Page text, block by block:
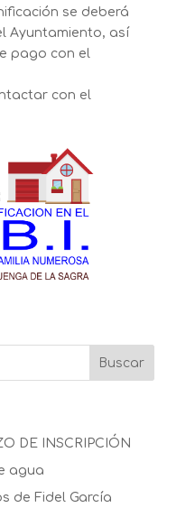
se deberá
Ayuntamiento, así
pago con el
con el
DE INSCRIPCIÓN
agua
de Fidel García